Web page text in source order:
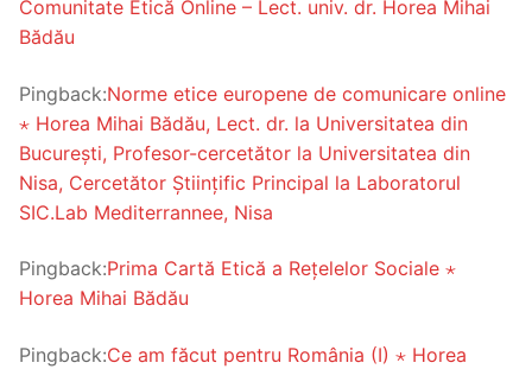
Comunitate Etică Online – Lect. univ. dr. Horea Mihai
Bădău
Pingback:Norme etice europene de comunicare online
⋆ Horea Mihai Bădău, Lect. dr. la Universitatea din
București, Profesor-cercetător la Universitatea din
Nisa, Cercetător Științific Principal la Laboratorul
SIC.Lab Mediterrannee, Nisa
Pingback:Prima Cartă Etică a Rețelelor Sociale ⋆
Horea Mihai Bădău
Pingback:Ce am făcut pentru România (I) ⋆ Horea